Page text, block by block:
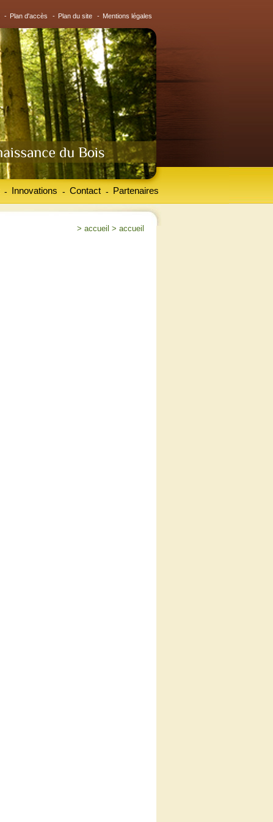
- Plan d'accès - Plan du site - Mentions légales
Innovations
- Contact
- Partenaires
-
> accueil > accueil